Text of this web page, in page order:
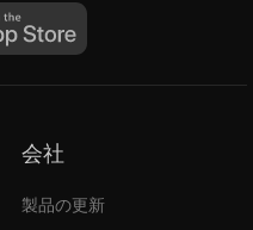
会社
製品の更新